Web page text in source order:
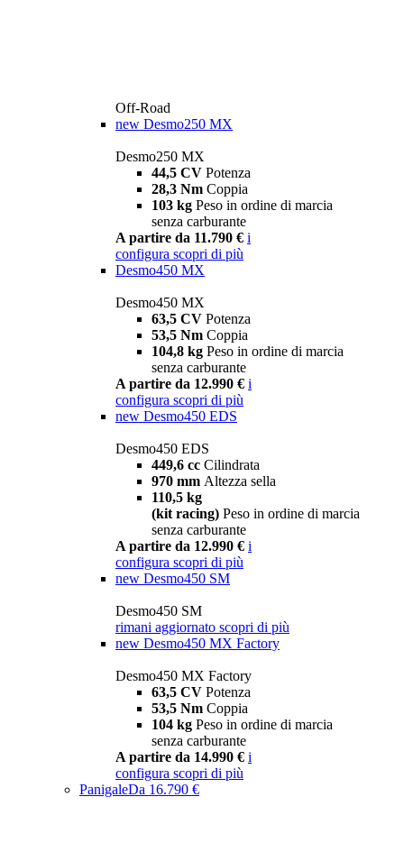
Off-Road
new Desmo250 MX
Desmo250 MX
44,5 CV Potenza
28,3 Nm Coppia
103 kg Peso in ordine di marcia
senza carburante
A partire da 11.790 € i
configura scopri di più
Desmo450 MX
Desmo450 MX
63,5 CV Potenza
53,5 Nm Coppia
104,8 kg Peso in ordine di marcia
senza carburante
A partire da 12.990 € i
configura scopri di più
new Desmo450 EDS
Desmo450 EDS
449,6 cc Cilindrata
970 mm Altezza sella
110,5 kg
(kit racing) Peso in ordine di marcia
senza carburante
A partire da 12.990 € i
configura scopri di più
new Desmo450 SM
Desmo450 SM
rimani aggiornato scopri di più
new Desmo450 MX Factory
Desmo450 MX Factory
63,5 CV Potenza
53,5 Nm Coppia
104 kg Peso in ordine di marcia
senza carburante
A partire da 14.990 € i
configura scopri di più
PanigaleDa 16.790 €